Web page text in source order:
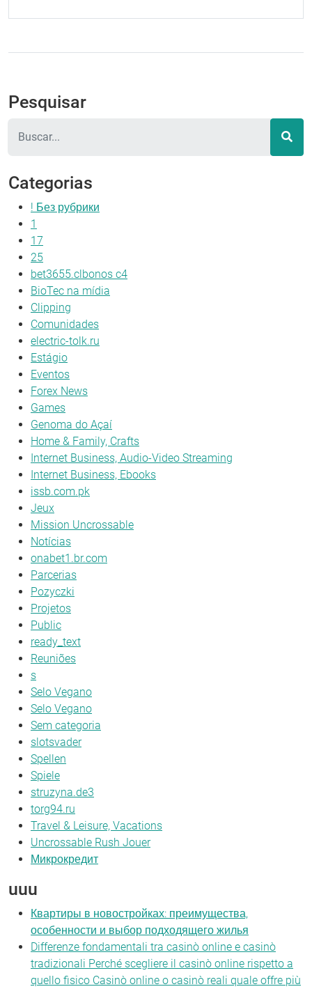
Pesquisar
Categorias
! Без рубрики
1
17
25
bet3655.clbonos c4
BioTec na mídia
Clipping
Comunidades
electric-tolk.ru
Estágio
Eventos
Forex News
Games
Genoma do Açaí
Home & Family, Crafts
Internet Business, Audio-Video Streaming
Internet Business, Ebooks
issb.com.pk
Jeux
Mission Uncrossable
Notícias
onabet1.br.com
Parcerias
Pozyczki
Projetos
Public
ready_text
Reuniões
s
Selo Vegano
Selo Vegano
Sem categoria
slotsvader
Spellen
Spiele
struzyna.de3
torg94.ru
Travel & Leisure, Vacations
Uncrossable Rush Jouer
Микрокредит
uuu
Квартиры в новостройках: преимущества,
особенности и выбор подходящего жилья
Differenze fondamentali tra casinò online e casinò
tradizionali Perché scegliere il casinò online rispetto a
quello fisico Casinò online o casinò reali quale offre più